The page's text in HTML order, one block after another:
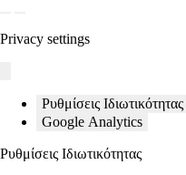
Privacy settings
Ρυθμίσεις Ιδιωτικότητας
Google Analytics
Ρυθμίσεις Ιδιωτικότητας